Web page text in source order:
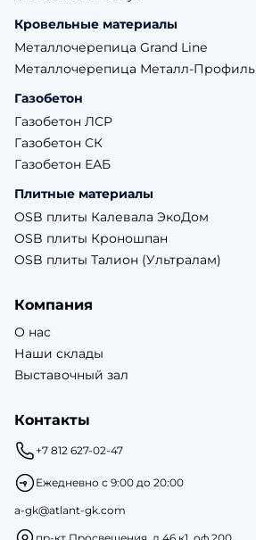
Кровельные материалы
Металлочерепица Grand Line
Металлочерепица Металл-Профиль
Газобетон
Газобетон ЛСР
Газобетон СК
Газобетон ЕАБ
Плитные материалы
OSB плиты Калевала ЭкоДом
OSB плиты Кроношпан
OSB плиты Талион (Ультралам)
Компания
О нас
Наши склады
Выставочный зал
Контакты
+7 812 627-02-47
Ежедневно с 9:00 до 20:00
a-gk@atlant-gk.com